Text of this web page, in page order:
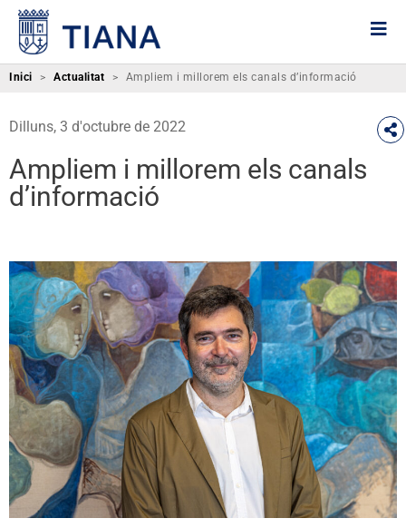
Inici > Actualitat > Ampliem i millorem els canals d’informació
Dilluns, 3 d'octubre de 2022
Ampliem i millorem els canals
d’informació